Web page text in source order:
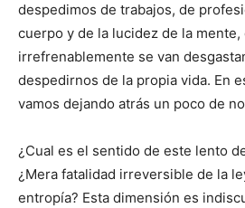
despedimos de trabajos, de
cuerpo y de la lucidez de la mente,
irrefrenablemente se van
despedirnos de la propia vida. En
vamos dejando atrás un poco de
¿Cual es el sentido de este lento
¿Mera fatalidad irreversible de la
entropía? Esta dimensión es